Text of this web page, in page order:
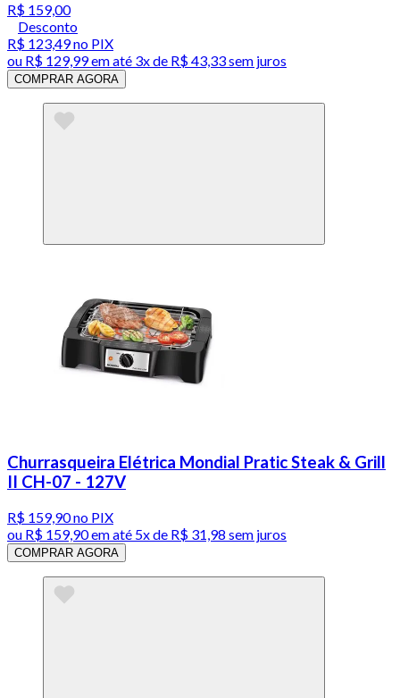
R$ 159,00
Desconto
R$ 123,49no PIX
ou R$ 129,99em até 3x de R$ 43,33 sem juros
COMPRAR AGORA
Churrasqueira Elétrica Mondial Pratic Steak & Grill
II CH-07 - 127V
R$ 159,90no PIX
ou R$ 159,90em até 5x de R$ 31,98 sem juros
COMPRAR AGORA